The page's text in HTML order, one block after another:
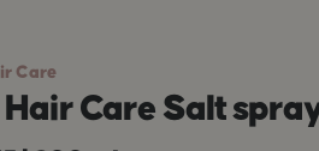
Care
Hair Care Salt